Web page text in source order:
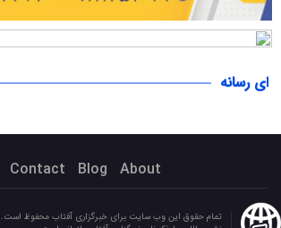
ای رسانه
About
Blog
Contact
تمام حقوق این وب سایت برای خبرگزاری آفتاب محفوظ است.